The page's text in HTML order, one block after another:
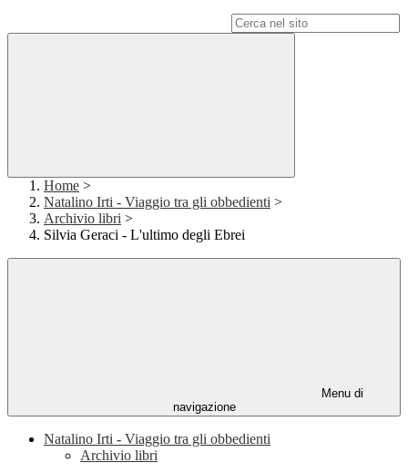
Home >
Natalino Irti - Viaggio tra gli obbedienti >
Archivio libri >
Silvia Geraci - L'ultimo degli Ebrei
Menu di
navigazione
Natalino Irti - Viaggio tra gli obbedienti
Archivio libri